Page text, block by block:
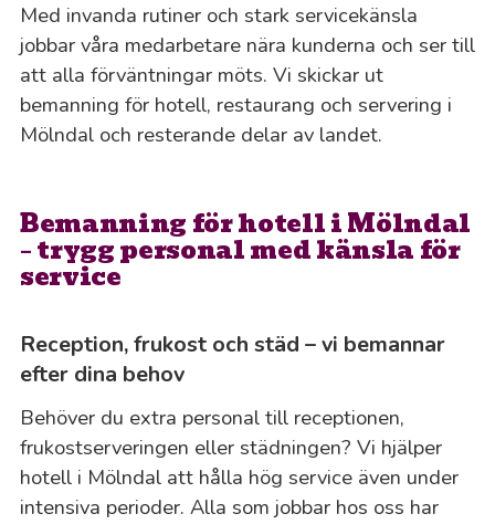
Med invanda rutiner och stark servicekänsla
jobbar våra medarbetare nära kunderna och ser till
att alla förväntningar möts. Vi skickar ut
bemanning för hotell, restaurang och servering i
Mölndal och resterande delar av landet.
Bemanning för hotell i Mölndal
– trygg personal med känsla för
service
Reception, frukost och städ – vi bemannar
efter dina behov
Behöver du extra personal till receptionen,
frukostserveringen eller städningen? Vi hjälper
hotell i Mölndal att hålla hög service även under
intensiva perioder. Alla som jobbar hos oss har